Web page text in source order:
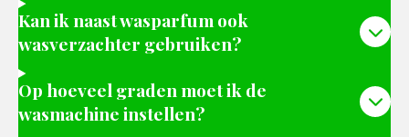
Kan ik naast wasparfum ook
wasverzachter gebruiken?
Op hoeveel graden moet ik de
wasmachine instellen?